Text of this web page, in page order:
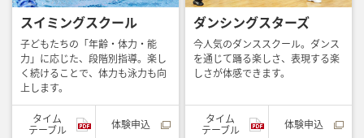
スイミングスクール
子どもたちの「年齢・体力・能
力」に応じた、段階別指導。楽し
く続けることで、体力も泳力も向
上します。
タイム
テーブル
体験申込
ダンシングスターズ
今人気のダンススクール。ダンス
を通じて踊る楽しさ、表現する楽
しさが体感できます。
タイム
テーブル
体験申込